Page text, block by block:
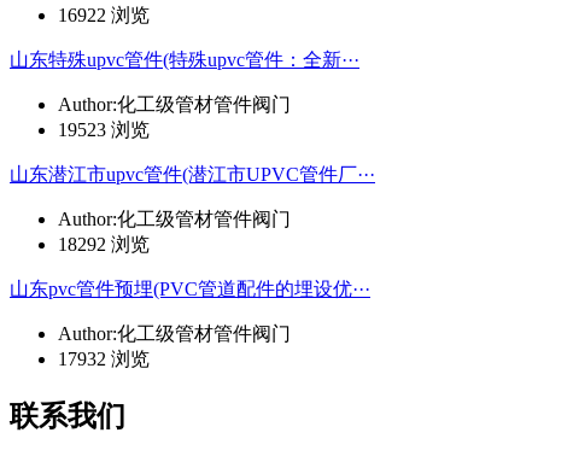
16922 浏览
山东特殊upvc管件(特殊upvc管件：全新···
Author:化工级管材管件阀门
19523 浏览
山东潜江市upvc管件(潜江市UPVC管件厂···
Author:化工级管材管件阀门
18292 浏览
山东pvc管件预埋(PVC管道配件的埋设优···
Author:化工级管材管件阀门
17932 浏览
联系我们